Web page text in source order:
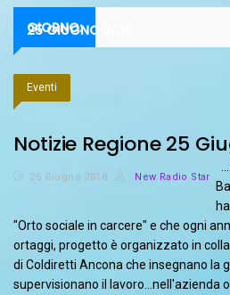
GIORNO:
25 GIUGNO 2018
Eventi
Notizie Regione 25
25 Giugno 2018 New Radio Star
"Orto sociale in carcere" e che ogni
ortaggi, progetto è organizzato in
di Coldiretti Ancona che insegnano la
supervisionano il lavoro...nell'azienda